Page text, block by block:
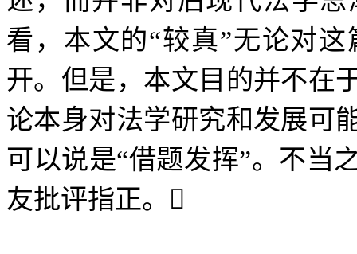
看，本文的“较真”无论对这
开。但是，本文目的并不在
论本身对法学研究和发展可
可以说是“借题发挥”。不当
友批评指正。 